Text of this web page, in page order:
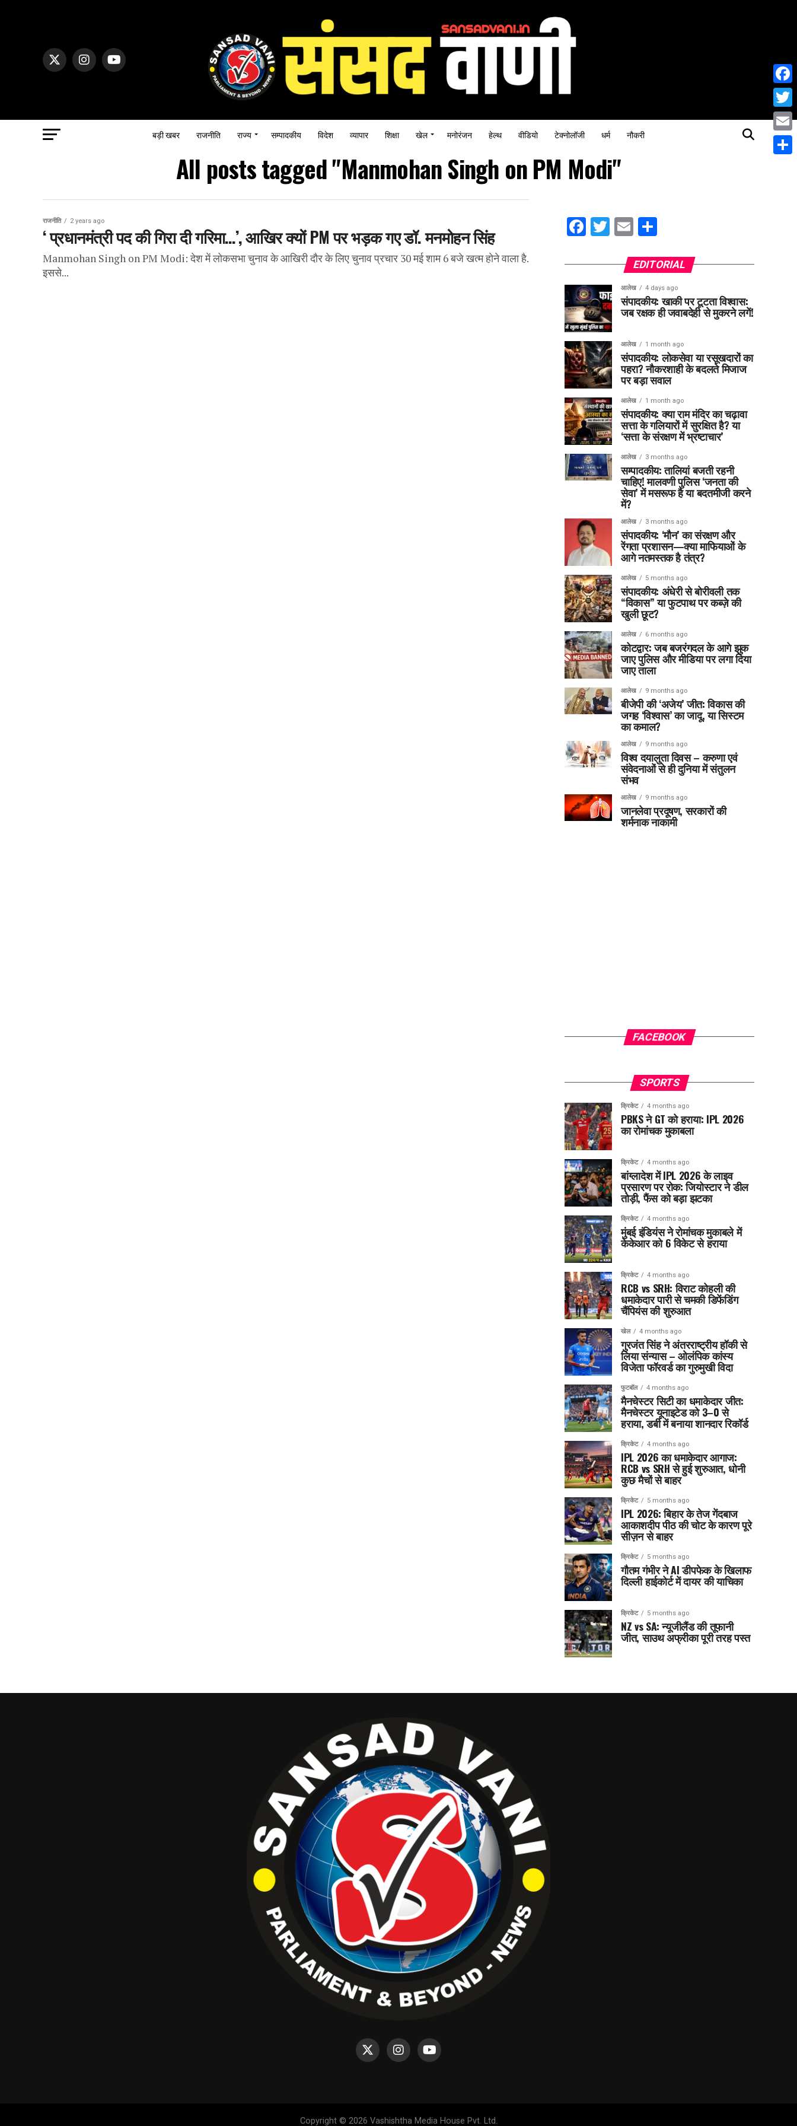
बड़ी खबर राजनीति राज्य सम्पादकीय विदेश व्यापार शिक्षा खेल मनोरंजन हेल्थ वीडियो टेक्नोलॉजी धर्म नौकरी
All posts tagged "Manmohan Singh on PM Modi"
राजनीति 2 years ago
‘ प्रधानमंत्री पद की गिरा दी गरिमा…’, आखिर क्यों PM पर भड़क गए डॉ. मनमोहन सिंह
Manmohan Singh on PM Modi: देश में लोकसभा चुनाव के आखिरी दौर के लिए चुनाव प्रचार 30 मई शाम 6 बजे खत्म होने वाला है.
इससे...
Facebook
Twitter
Email
EDITORIAL
आलेख 4 days ago
संपादकीय: खाकी पर टूटता विश्वास:
जब रक्षक ही जवाबदेही से मुकरने लगें!
आलेख 1 month ago
संपादकीय: लोकसेवा या रसूखदारों का
पहरा? नौकरशाही के बदलते मिजाज
पर बड़ा सवाल
आलेख 1 month ago
संपादकीय: क्या राम मंदिर का चढ़ावा
सत्ता के गलियारों में सुरक्षित है? या
‘सत्ता के संरक्षण में भ्रष्टाचार’
आलेख 3 months ago
सम्पादकीय: तालियां बजती रहनी
चाहिए! मालवणी पुलिस ‘जनता की
सेवा’ में मसरूफ है या बदतमीजी करने
में?
आलेख 3 months ago
संपादकीय: ‘मौन’ का संरक्षण और
रेंगता प्रशासन—क्या माफियाओं के
आगे नतमस्तक है तंत्र?
आलेख 5 months ago
संपादकीय: अंधेरी से बोरीवली तक
“विकास” या फुटपाथ पर कब्ज़े की
खुली छूट?
आलेख 6 months ago
कोटद्वार: जब बजरंगदल के आगे झुक
जाए पुलिस और मीडिया पर लगा दिया
जाए ताला
आलेख 9 months ago
बीजेपी की ‘अजेय’ जीत: विकास की
जगह ‘विश्वास’ का जादू, या सिस्टम
का कमाल?
आलेख 9 months ago
विश्व दयालुता दिवस – करुणा एवं
संवेदनाओं से ही दुनिया में संतुलन
संभव
आलेख 9 months ago
जानलेवा प्रदूषण, सरकारों की
शर्मनाक नाकामी
FACEBOOK
SPORTS
क्रिकेट 4 months ago
PBKS ने GT को हराया: IPL 2026
का रोमांचक मुकाबला
क्रिकेट 4 months ago
बांग्लादेश में IPL 2026 के लाइव
प्रसारण पर रोक: जियोस्टार ने डील
तोड़ी, फैंस को बड़ा झटका
क्रिकेट 4 months ago
मुंबई इंडियंस ने रोमांचक मुकाबले में
केकेआर को 6 विकेट से हराया
क्रिकेट 4 months ago
RCB vs SRH: विराट कोहली की
धमाकेदार पारी से चमकी डिफेंडिंग
चैंपियंस की शुरुआत
खेल 4 months ago
गुरजंत सिंह ने अंतरराष्ट्रीय हॉकी से
लिया संन्यास – ओलंपिक कांस्य
विजेता फॉरवर्ड का गुरुमुखी विदा
फुटबॉल 4 months ago
मैनचेस्टर सिटी का धमाकेदार जीत:
मैनचेस्टर यूनाइटेड को 3–0 से
हराया, डर्बी में बनाया शानदार रिकॉर्ड
क्रिकेट 4 months ago
IPL 2026 का धमाकेदार आगाज:
RCB vs SRH से हुई शुरुआत, धोनी
कुछ मैचों से बाहर
क्रिकेट 5 months ago
IPL 2026: बिहार के तेज गेंदबाज
आकाशदीप पीठ की चोट के कारण पूरे
सीज़न से बाहर
क्रिकेट 5 months ago
गौतम गंभीर ने AI डीपफेक के खिलाफ
दिल्ली हाईकोर्ट में दायर की याचिका
क्रिकेट 5 months ago
NZ vs SA: न्यूजीलैंड की तूफानी
जीत, साउथ अफ्रीका पूरी तरह पस्त
Copyright © 2026 Vashishtha Media House Pvt. Ltd.
Email